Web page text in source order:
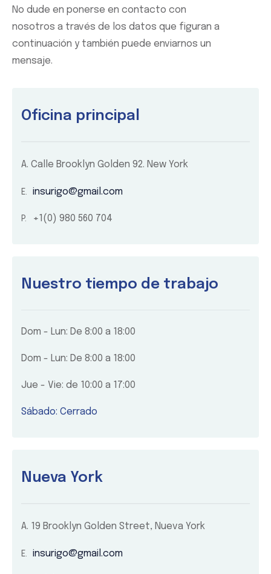
No dude en ponerse en contacto con
nosotros a través de los datos que figuran a
continuación y también puede enviarnos un
mensaje.
Oficina principal
A. Calle Brooklyn Golden 92. New York
insurigo@gmail.com
+1(0) 980 560 704
Nuestro tiempo de trabajo
Dom - Lun: De 8:00 a 18:00
Dom - Lun: De 8:00 a 18:00
Jue - Vie: de 10:00 a 17:00
Sábado: Cerrado
Nueva York
A. 19 Brooklyn Golden Street, Nueva York
insurigo@gmail.com